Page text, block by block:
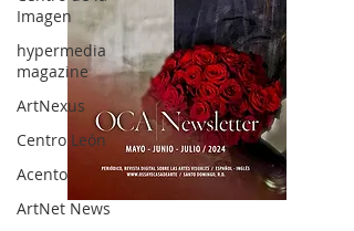
Imagen
hypermedia
magazine
ArtNexus
Centro León
Acento
ArtNet News
OCA|News 32/ Mayo-Junio-Julio, 2023